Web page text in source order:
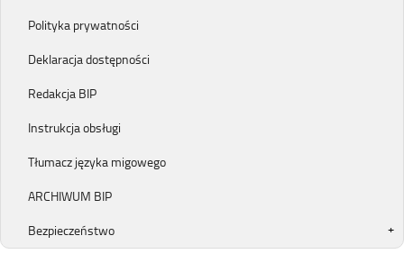
Polityka prywatności
Deklaracja dostępności
Redakcja BIP
Instrukcja obsługi
Tłumacz języka migowego
ARCHIWUM BIP
Bezpieczeństwo